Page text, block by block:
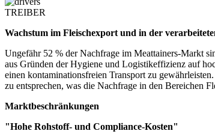
TREIBER
Wachstum im Fleischexport und in der
Ungefähr 52 % der Nachfrage im Meattainers-Markt
aus Gründen der Hygiene und Logistikeffizienz auf
einen kontaminationsfreien Transport zu
zu entsprechen, was die Nachfrage in den Bereichen
Marktbeschränkungen
"Hohe Rohstoff- und Compliance-Kosten"